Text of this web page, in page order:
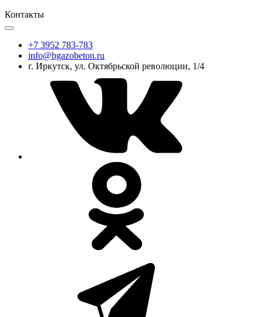
Контакты
+7 3952 783-783
info@bgazobeton.ru
г. Иркутск, ул. Октябрьской революции, 1/4